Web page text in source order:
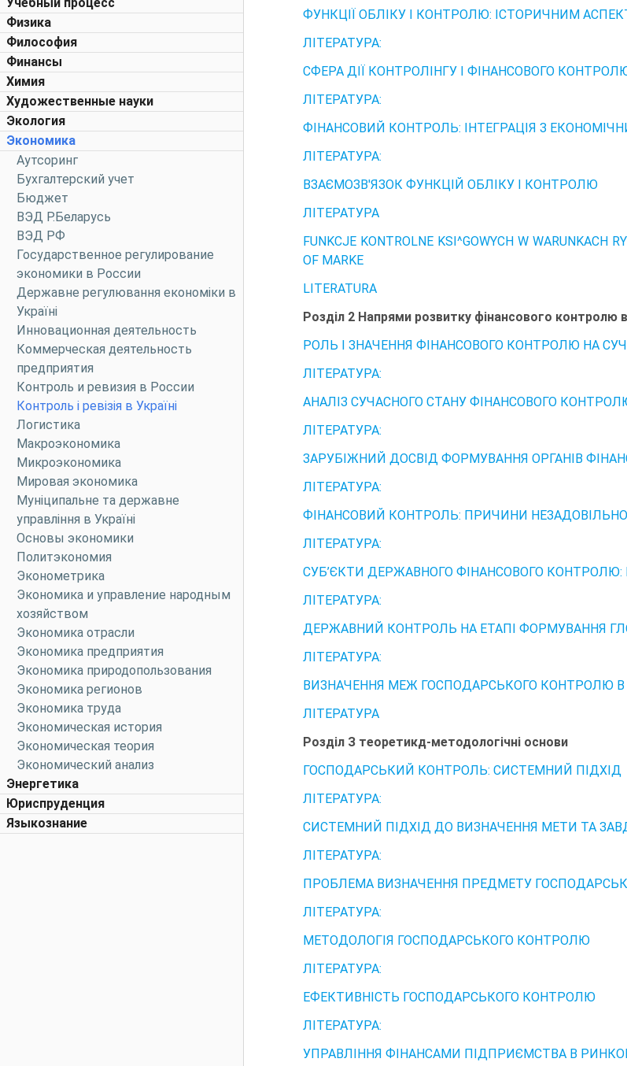
Физика
Философия
Финансы
Химия
Художественные науки
Экология
Экономика
Аутсоринг
Бухгалтерский учет
Бюджет
ВЭД Р.Беларусь
ВЭД РФ
Государственное регулирование
экономики в России
Державне регулювання економіки в
Україні
Инновационная деятельность
Коммерческая деятельность
предприятия
Контроль и ревизия в России
Контроль і ревізія в Україні
Логистика
Макроэкономика
Микроэкономика
Мировая экономика
Муніципальне та державне
управління в Україні
Основы экономики
Политэкономия
Эконометрика
Экономика и управление народным
хозяйством
Экономика отрасли
Экономика предприятия
Экономика природопользования
Экономика регионов
Экономика труда
Экономическая история
Экономическая теория
Экономический анализ
Энергетика
Юриспруденция
Языкознание
ФУНКЦІЇ ОБЛІКУ І КОНТРОЛЮ: ІСТОРИЧНИМ
ЛІТЕРАТУРА:
СФЕРА ДІЇ КОНТРОЛІНГУ І ФІНАНСОВОГО
ЛІТЕРАТУРА:
ФІНАНСОВИЙ КОНТРОЛЬ: ІНТЕГРАЦІЯ З
ЛІТЕРАТУРА:
ВЗАЄМОЗВ'ЯЗОК ФУНКЦІЙ ОБЛІКУ І КОНТРОЛЮ
ЛІТЕРАТУРА
FUNKCJE KONTROLNE KSI^GOWYCH W WARUNKACH
OF MARKE
LITERATURA
Розділ 2 Напрями розвитку фінансового контролю в
РОЛЬ І ЗНАЧЕННЯ ФІНАНСОВОГО КОНТРОЛЮ НА
ЛІТЕРАТУРА:
АНАЛІЗ СУЧАСНОГО СТАНУ ФІНАНСОВОГО
ЛІТЕРАТУРА:
ЗАРУБІЖНИЙ ДОСВІД ФОРМУВАННЯ ОРГАНІВ
ЛІТЕРАТУРА:
ФІНАНСОВИЙ КОНТРОЛЬ: ПРИЧИНИ
ЛІТЕРАТУРА:
СУБ’ЄКТИ ДЕРЖАВНОГО ФІНАНСОВОГО
ЛІТЕРАТУРА:
ДЕРЖАВНИЙ КОНТРОЛЬ НА ЕТАПІ ФОРМУВАННЯ
ЛІТЕРАТУРА:
ВИЗНАЧЕННЯ МЕЖ ГОСПОДАРСЬКОГО КОНТРОЛЮ В
ЛІТЕРАТУРА
Розділ З теоретикд-методологічні основи
ГОСПОДАРСЬКИЙ КОНТРОЛЬ: СИСТЕМНИЙ ПІДХІД
ЛІТЕРАТУРА:
СИСТЕМНИЙ ПІДХІД ДО ВИЗНАЧЕННЯ МЕТИ ТА
ЛІТЕРАТУРА:
ПРОБЛЕМА ВИЗНАЧЕННЯ ПРЕДМЕТУ
ЛІТЕРАТУРА:
МЕТОДОЛОГІЯ ГОСПОДАРСЬКОГО КОНТРОЛЮ
ЛІТЕРАТУРА:
ЕФЕКТИВНІСТЬ ГОСПОДАРСЬКОГО КОНТРОЛЮ
ЛІТЕРАТУРА:
УПРАВЛІННЯ ФІНАНСАМИ ПІДПРИЄМСТВА В